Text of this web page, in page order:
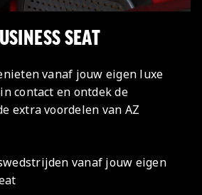
SEAT
vanaf jouw eigen luxe
contact en ontdek de
extra voordelen van AZ
vanaf jouw eigen